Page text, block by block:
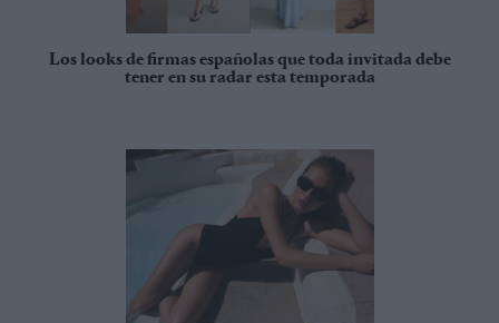
Los looks de firmas españolas que toda invitada debe
tener en su radar esta temporada